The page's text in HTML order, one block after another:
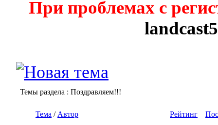
При проблемах с
Темы раздела : Поздравляем!!!
Рейтинг
Тема / Автор